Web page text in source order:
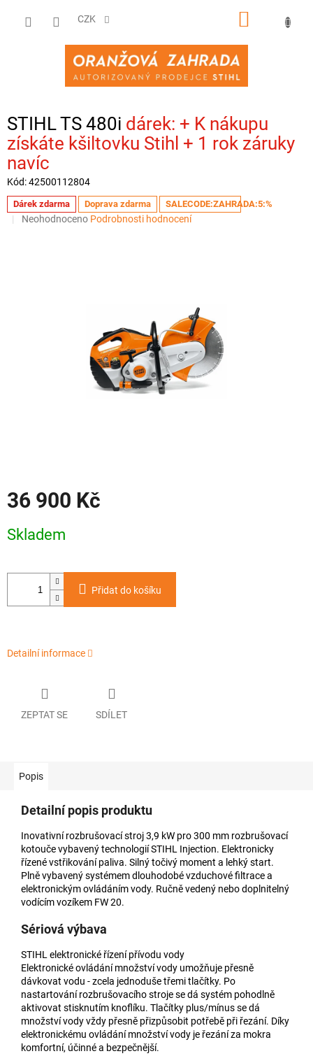
CZK
NÁKUPNÍ
STIHL TS 480i
+ K nákupu
získáte kšiltovku Stihl + 1 rok záruky
navíc
Kód:42500112804
Dárek zdarma Doprava zdarma SALECODE:ZAHRADA:5:%
Průměrné
Neohodnoceno Podrobnosti hodnocení
36 900 Kč
cena:
Skladem
Přidat do košíku
Detailní informace
ZEPTAT SE SDÍLET
Popis
Detailní popis produktu
Inovativní rozbrušovací stroj 3,9 kW pro 300 mm rozbrušovací
kotouče vybavený technologií STIHL Injection. Elektronicky
řízené vstřikování paliva. Silný točivý moment a lehký start.
Plně vybavený systémem dlouhodobé vzduchové filtrace a
elektronickým ovládáním vody. Ručně vedený nebo doplnitelný
vodícím vozíkem FW 20.
Sériová výbava
STIHL elektronické řízení přívodu vody
Elektronické ovládání množství vody umožňuje přesně
dávkovat vodu - zcela jednoduše třemi tlačítky. Po
nastartování rozbrušovacího stroje se dá systém pohodlně
aktivovat stisknutím knoflíku. Tlačítky plus/mínus se dá
množství vody vždy přesně přizpůsobit potřebě při řezání. Díky
elektronickému ovládání množství vody je řezání za mokra
komfortní, účinné a bezpečnější.